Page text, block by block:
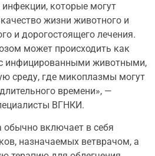
которые могут
жизни животного и
и дорогостоящего лечения.
может происходить как
инфицированными животными,
среду, где микоплазмы могут
времени», —
ВГНКИ.
включает в себя
назначаемых ветврачом, а